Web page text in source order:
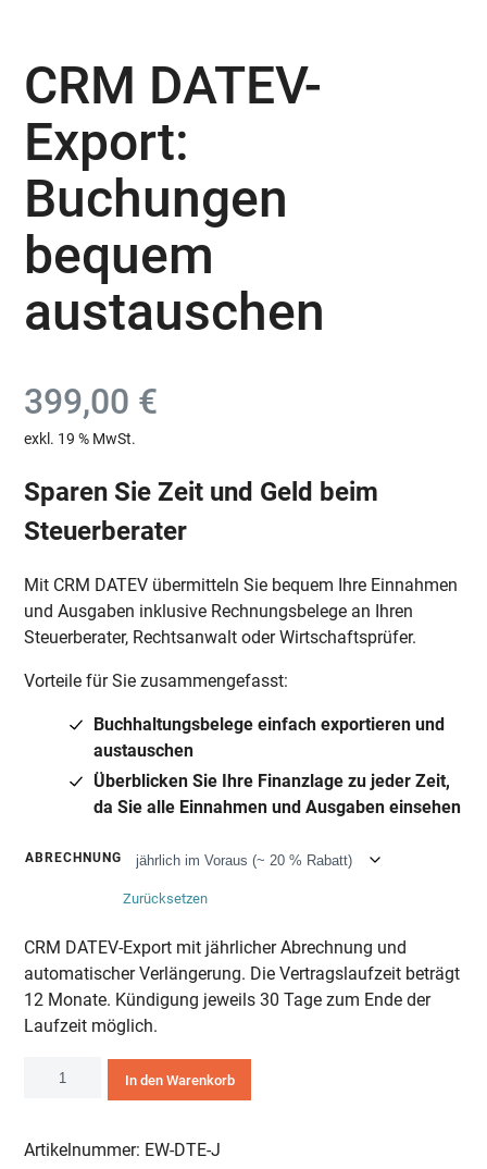
CRM DATEV-
Export:
Buchungen
bequem
austauschen
399,00 €
exkl. 19 % MwSt.
Sparen Sie Zeit und Geld beim
Steuerberater
Mit CRM DATEV übermitteln Sie bequem Ihre Einnahmen
und Ausgaben inklusive Rechnungsbelege an Ihren
Steuerberater, Rechtsanwalt oder Wirtschaftsprüfer.
Vorteile für Sie zusammengefasst:
Buchhaltungsbelege einfach exportieren und
austauschen
Überblicken Sie Ihre Finanzlage zu jeder Zeit,
da Sie alle Einnahmen und Ausgaben einsehen
ABRECHNUNG
Zurücksetzen
CRM DATEV-Export mit jährlicher Abrechnung und
automatischer Verlängerung. Die Vertragslaufzeit beträgt
12 Monate. Kündigung jeweils 30 Tage zum Ende der
Laufzeit möglich.
CRM
Buchungen
In den Warenkorb
Artikelnummer: EW-DTE-J